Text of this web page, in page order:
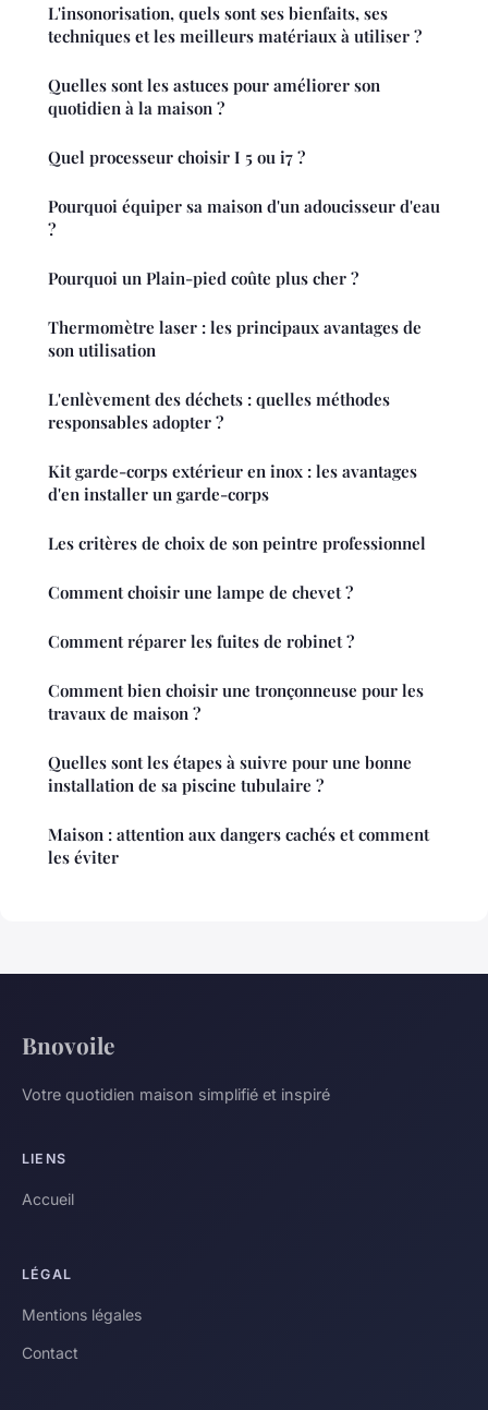
L'insonorisation, quels sont ses bienfaits, ses
techniques et les meilleurs matériaux à utiliser ?
Quelles sont les astuces pour améliorer son
quotidien à la maison ?
Quel processeur choisir I 5 ou i7 ?
Pourquoi équiper sa maison d'un adoucisseur d'eau
?
Pourquoi un Plain-pied coûte plus cher ?
Thermomètre laser : les principaux avantages de
son utilisation
L'enlèvement des déchets : quelles méthodes
responsables adopter ?
Kit garde-corps extérieur en inox : les avantages
d'en installer un garde-corps
Les critères de choix de son peintre professionnel
Comment choisir une lampe de chevet ?
Comment réparer les fuites de robinet ?
Comment bien choisir une tronçonneuse pour les
travaux de maison ?
Quelles sont les étapes à suivre pour une bonne
installation de sa piscine tubulaire ?
Maison : attention aux dangers cachés et comment
les éviter
Bnovoile
Votre quotidien maison simplifié et inspiré
LIENS
Accueil
LÉGAL
Mentions légales
Contact